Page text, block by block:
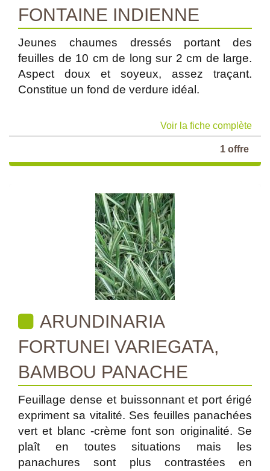
FONTAINE INDIENNE
Jeunes chaumes dressés portant des
feuilles de 10 cm de long sur 2 cm de large.
Aspect doux et soyeux, assez traçant.
Constitue un fond de verdure idéal.
Voir la fiche complète
1 offre
ARUNDINARIA
FORTUNEI VARIEGATA,
BAMBOU PANACHE
Feuillage dense et buissonnant et port érigé
expriment sa vitalité. Ses feuilles panachées
vert et blanc -crème font son originalité. Se
plaît en toutes situations mais les
panachures sont plus contrastées en